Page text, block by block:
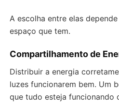
A escolha entre elas
espaço que tem.
Compartilhamento de
Distribuir a energia
luzes funcionarem bem. Um
que tudo esteja funcionando